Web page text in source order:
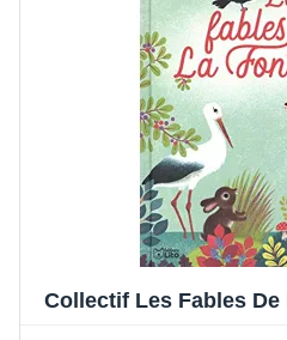
Collectif Les Fables De